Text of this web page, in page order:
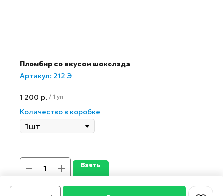
Пломбир со вкусом шоколада
Артикул: 212 Э
1 200 р. / 1 уп
Количество в коробке
Взять